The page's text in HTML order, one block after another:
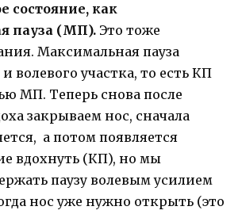
состояние, как
пауза (МП). Это тоже
Максимальная пауза
волевого участка, то есть КП
МП. Теперь снова после
закрываем нос, сначала
а потом появляется
вдохнуть (КП), но мы
паузу волевым усилием
нос уже нужно открыть (это